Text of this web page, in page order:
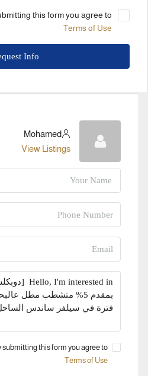
this form you agree to:
Terms of Use
Info
Mohamed
View Listings
submitting this form you agree to:
Terms of Use